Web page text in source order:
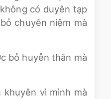
có duyên tạp
chuyên niệm mà
bỏ huyễn thân mà
vì mình mà